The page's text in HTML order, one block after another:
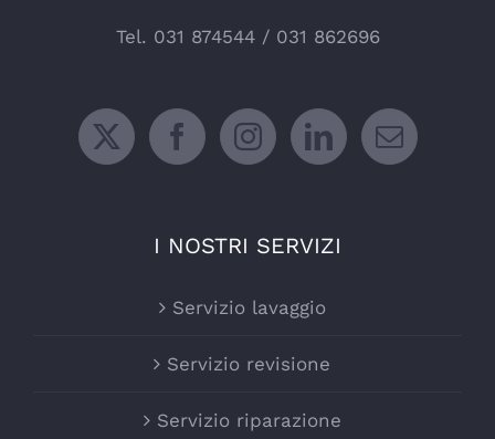
Tel. 031 874544/ 031 862696
I NOSTRI SERVIZI
Servizio lavaggio
Servizio revisione
Servizio riparazione